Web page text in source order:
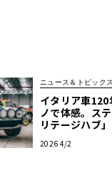
ニュース＆トピックス
イタリア車120
ノで体感。ス
リテージハブ
2026 4/2